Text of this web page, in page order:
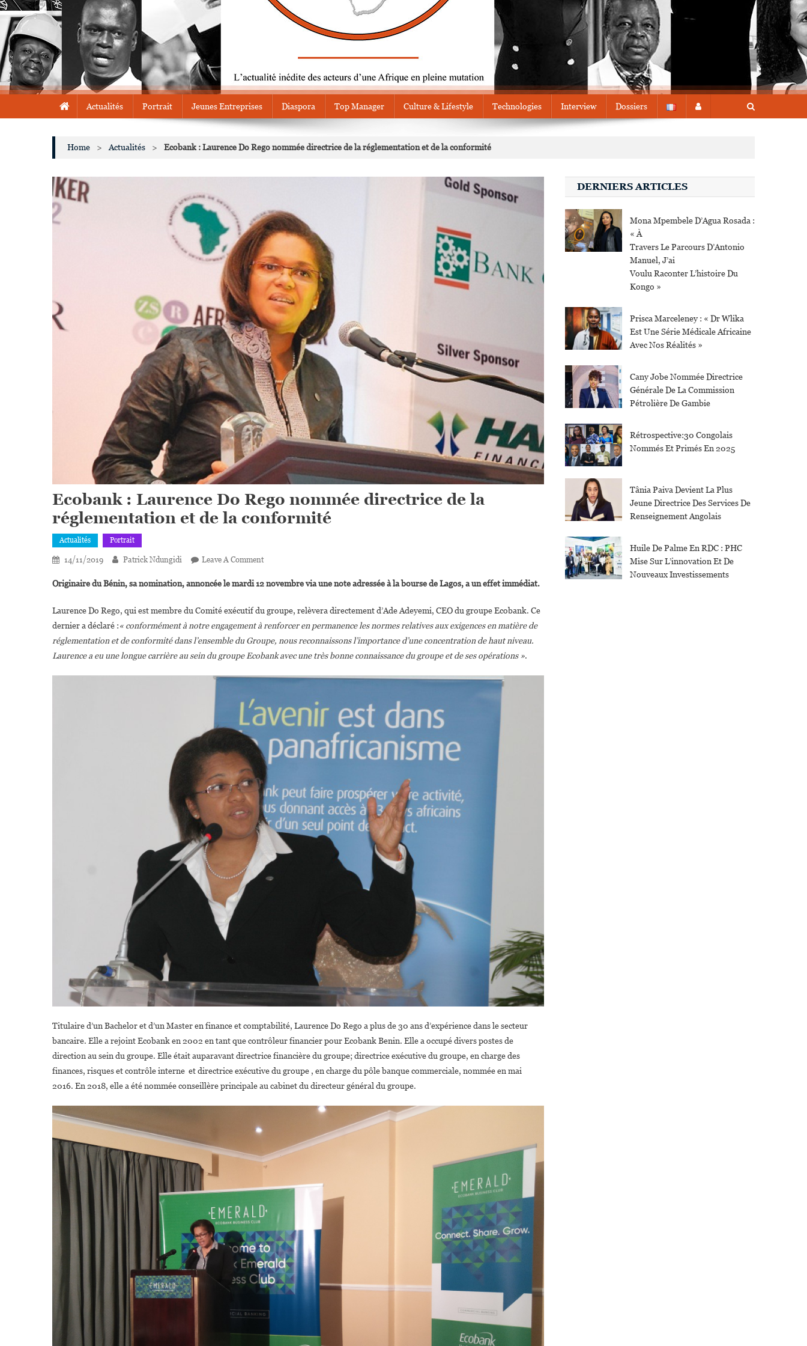
Actualités Portrait Jeunes Entreprises Diaspora Top Manager Culture & Lifestyle Technologies Interview Dossiers
Home > Actualités > Ecobank : Laurence Do Rego nommée directrice de la réglementation et de la conformité
Ecobank : Laurence Do Rego nommée directrice de la
réglementation et de la conformité
Actualités Portrait
14/11/2019 Patrick Ndungidi Leave A CommentOn
Laurence
Rego
Nommée
Directrice
De
De
La
Conformité
Originaire du Bénin, sa nomination, annoncée le mardi 12 novembre via une note adressée à la bourse de Lagos, a un effet immédiat.
Laurence Do Rego, qui est membre du Comité exécutif du groupe, relèvera directement d’Ade Adeyemi, CEO du groupe Ecobank. Ce
dernier a déclaré :« conformément à notre engagement à renforcer en permanence les normes relatives aux exigences en matière de
réglementation et de conformité dans l’ensemble du Groupe, nous reconnaissons l’importance d’une concentration de haut niveau.
Laurence a eu une longue carrière au sein du groupe Ecobank avec une très bonne connaissance du groupe et de ses opérations ».
Titulaire d’un Bachelor et d’un Master en finance et comptabilité, Laurence Do Rego a plus de 30 ans d’expérience dans le secteur
bancaire. Elle a rejoint Ecobank en 2002 en tant que contrôleur financier pour Ecobank Benin. Elle a occupé divers postes de
direction au sein du groupe. Elle était auparavant directrice financière du groupe; directrice exécutive du groupe, en charge des
finances, risques et contrôle interne et directrice exécutive du groupe , en charge du pôle banque commerciale, nommée en mai
2016. En 2018, elle a été nommée conseillère principale au cabinet du directeur général du groupe.
DERNIERS ARTICLES
Mona Mpembele D’Agua Rosada :
« À
Travers Le Parcours D’Antonio
Manuel, J’ai
Voulu Raconter L’histoire Du
Kongo »
Prisca Marceleney : « Dr Wlika
Est Une Série Médicale Africaine
Avec Nos Réalités »
Cany Jobe Nommée Directrice
Générale De La Commission
Pétrolière De Gambie
Rétrospective:30 Congolais
Nommés Et Primés En 2025
Tânia Paiva Devient La Plus
Jeune Directrice Des Services De
Renseignement Angolais
Huile De Palme En RDC : PHC
Mise Sur L’innovation Et De
Nouveaux Investissements